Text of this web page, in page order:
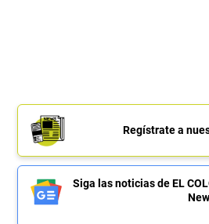
Regístrate a
Siga las noticias de EL